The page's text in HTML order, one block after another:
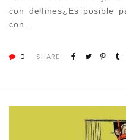
con delfines¿Es posible
con...
0 SHARE